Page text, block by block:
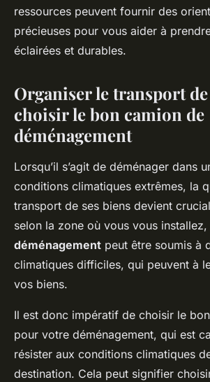
ressources peuvent fournir des
précieuses pour vous aider à
éclairées et durables.
Organiser le transport de
choisir le bon camion de
déménagement
Lorsqu’il s’agit de déménager dans
conditions climatiques extrêmes, la
transport de ses biens devient
selon la zone où vous vous installez,
déménagement peut être soumis à
climatiques difficiles, qui peuvent à
vos biens.
Il est donc impératif de choisir le
pour votre déménagement, qui est
résister aux conditions climatiques
destination. Cela peut signifier